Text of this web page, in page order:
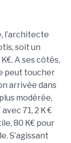
l’architecte
soit un
A ses côtés,
peut toucher
arrivée dans
modérée,
71, 2 K €
80 K€ pour
S’agissant